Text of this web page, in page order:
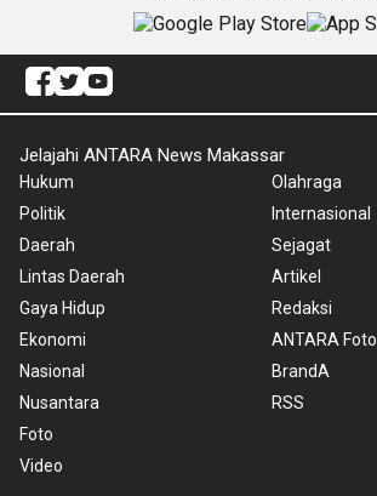
Jelajahi ANTARA News Makassar
Hukum
Politik
Daerah
Lintas Daerah
Gaya Hidup
Ekonomi
Nasional
Nusantara
Foto
Video
Olahraga
Internasional
Sejagat
Artikel
Redaksi
ANTARA Foto
BrandA
RSS